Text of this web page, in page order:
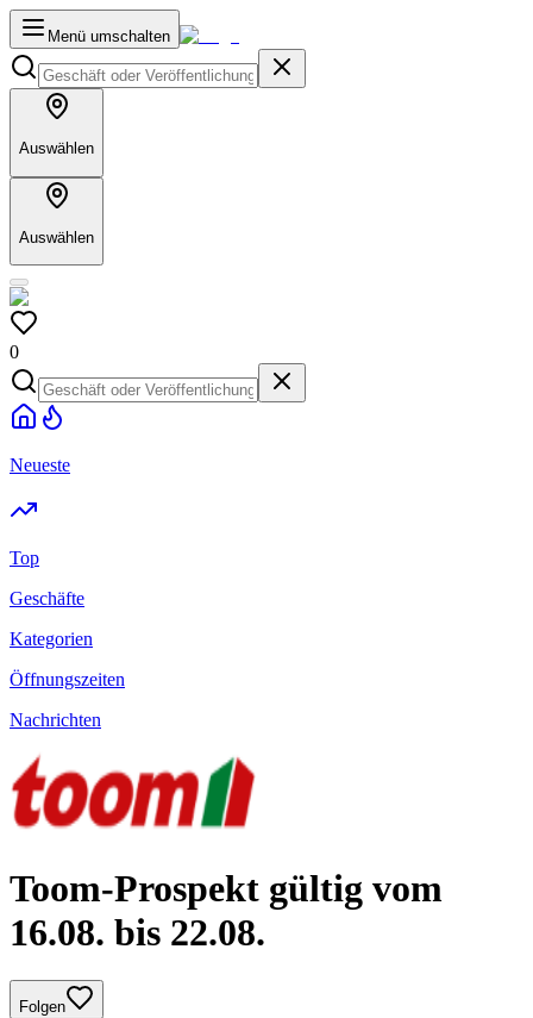
Menü umschalten
Auswählen
Auswählen
0
Neueste
Top
Geschäfte
Kategorien
Öffnungszeiten
Nachrichten
Toom-Prospekt gültig vom
16.08. bis 22.08.
Folgen